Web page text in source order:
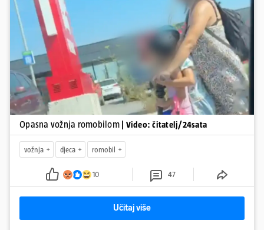
Pokretanje videa...
Opasna vožnja romobilom | Video: čitatelj/24sata
vožnja djeca romobil
10 47
Učitaj više